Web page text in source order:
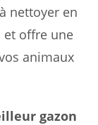
nettoyer en
et offre une
animaux
gazon